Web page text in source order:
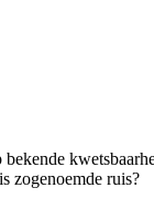
zogenoemde ruis?